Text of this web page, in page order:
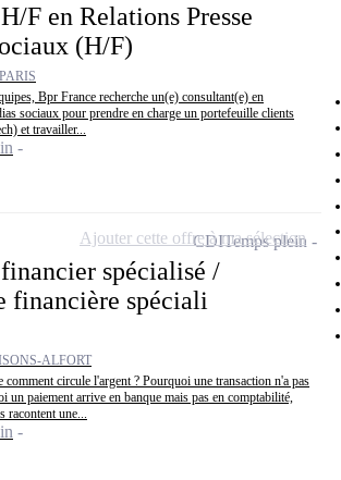
F en Relations Presse
(H/F)
Bpr France recherche un(e) consultant(e) en
sociaux pour prendre en charge un portefeuille clients
et travailler...
spécialisé /
financière spéciali
ALFORT
comment circule l'argent ? Pourquoi une transaction n'a pas
un paiement arrive en banque mais pas en comptabilité,
une...
CDITemps plein
Ajouter cette offre à ma sélection